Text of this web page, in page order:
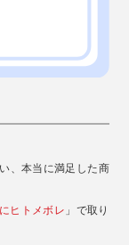
、本当に満足した商
ヒトメボレ 」で取り